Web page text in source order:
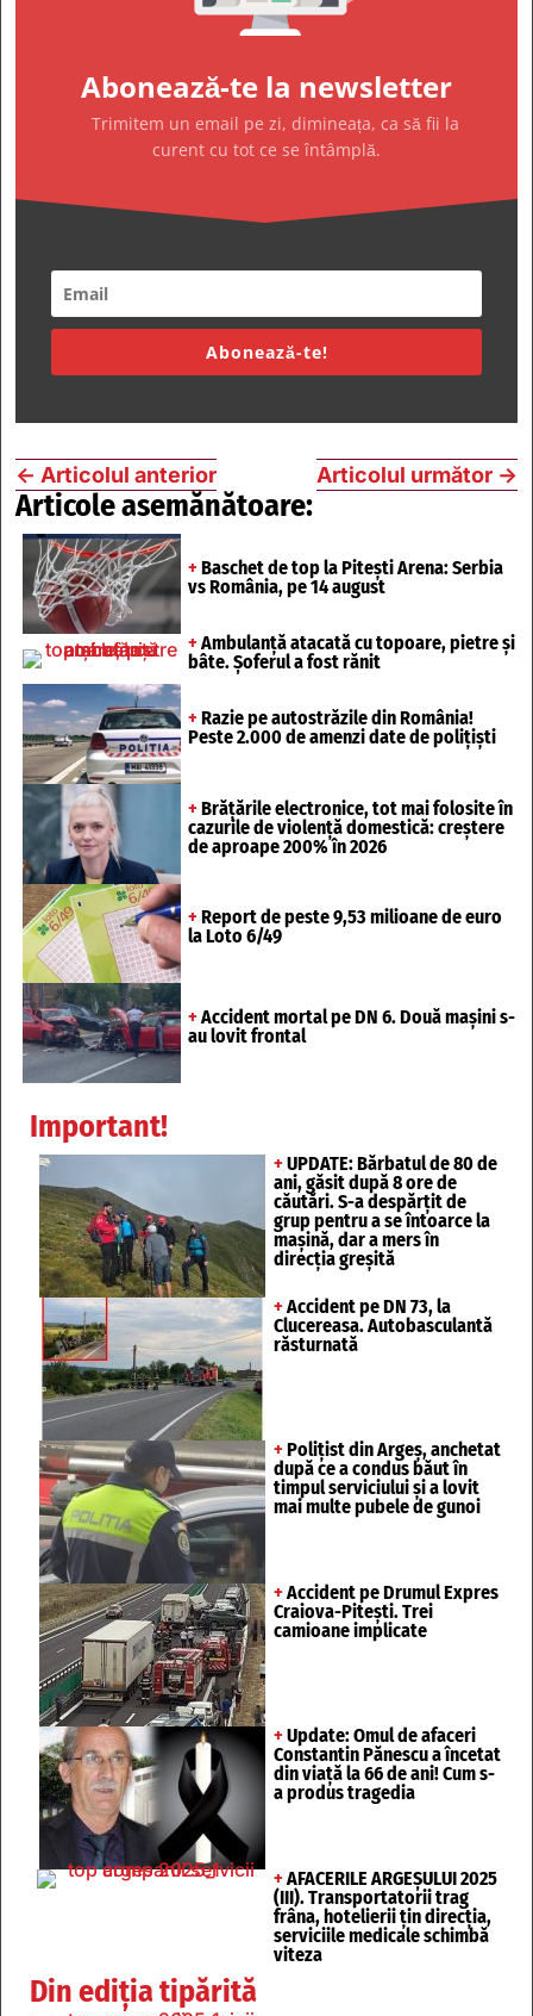
Abonează-te la newsletter
Trimitem un email pe zi, dimineața, ca să fii la
curent cu tot ce se întâmplă.
Abonează-te!
← Articolul anterior Articolul următor →
Articole asemănătoare:
+ Baschet de top la Pitești Arena: Serbia
vs România, pe 14 august
+ Ambulanță atacată cu topoare, pietre și
bâte. Șoferul a fost rănit
+ Razie pe autostrăzile din România!
Peste 2.000 de amenzi date de polițiști
+ Brățările electronice, tot mai folosite în
cazurile de violență domestică: creștere
de aproape 200% în 2026
+ Report de peste 9,53 milioane de euro
la Loto 6/49
+ Accident mortal pe DN 6. Două mașini s-
au lovit frontal
Important!
+ UPDATE: Bărbatul de 80 de
ani, găsit după 8 ore de
căutări. S-a despărțit de
grup pentru a se întoarce la
mașină, dar a mers în
direcția greșită
+ Accident pe DN 73, la
Clucereasa. Autobasculantă
răsturnată
+ Polițist din Argeș, anchetat
după ce a condus băut în
timpul serviciului și a lovit
mai multe pubele de gunoi
+ Accident pe Drumul Expres
Craiova-Pitești. Trei
camioane implicate
+ Update: Omul de afaceri
Constantin Pănescu a încetat
din viață la 66 de ani! Cum s-
a produs tragedia
+ AFACERILE ARGEȘULUI 2025
(III). Transportatorii trag
frâna, hotelierii țin direcția,
serviciile medicale schimbă
viteza
Din ediția tipărită